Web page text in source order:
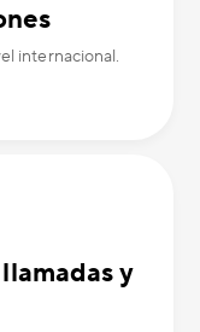
internacional.
y